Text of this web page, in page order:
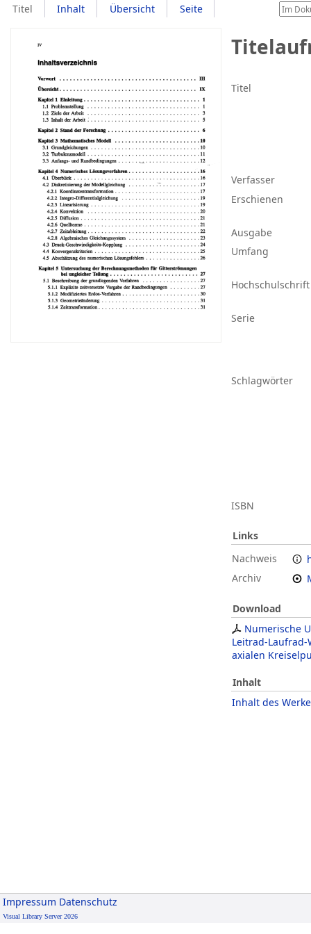
Titel Inhalt Übersicht Seite
Titel
Verfasser
Erschienen
Ausgabe
Umfang
Hochschulschrift
Serie
Schlagwörter
ISBN
Links
Nachweis
Archiv
Download
Numerische
Leitrad-
axialen
Inhalt
Inhalt des
Impressum Datenschutz
Visual Library Server 2026